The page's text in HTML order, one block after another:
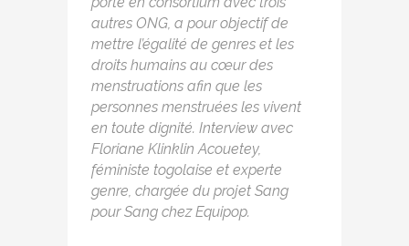
autres ONG, a pour objectif de
mettre l’égalité de genres et les
droits humains au cœur des
menstruations afin que les
personnes menstruées les vivent
en toute dignité. Interview avec
Floriane Klinklin Acouetey,
féministe togolaise et experte
genre, chargée du projet Sang
pour Sang chez Equipop.